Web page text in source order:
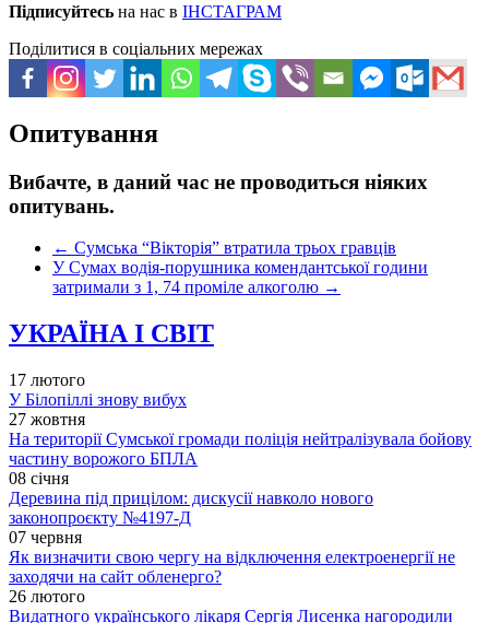
Підписуйтесь на нас в ІНСТАГРАМ
Поділитися в соціальних мережах
Опитування
Вибачте, в даний час не проводиться ніяких
опитувань.
← Сумська “Вікторія” втратила трьох гравців
У Сумах водія-порушника комендантської години
затримали з 1, 74 проміле алкоголю →
УКРАЇНА І СВІТ
17 лютого
У Білопіллі знову вибух
27 жовтня
На території Сумської громади поліція нейтралізувала бойову
частину ворожого БПЛА
08 січня
Деревина під прицілом: дискусії навколо нового
законопроєкту №4197-Д
07 червня
Як визначити свою чергу на відключення електроенергії не
заходячи на сайт обленерго?
26 лютого
Видатного українського лікаря Сергія Лисенка нагородили